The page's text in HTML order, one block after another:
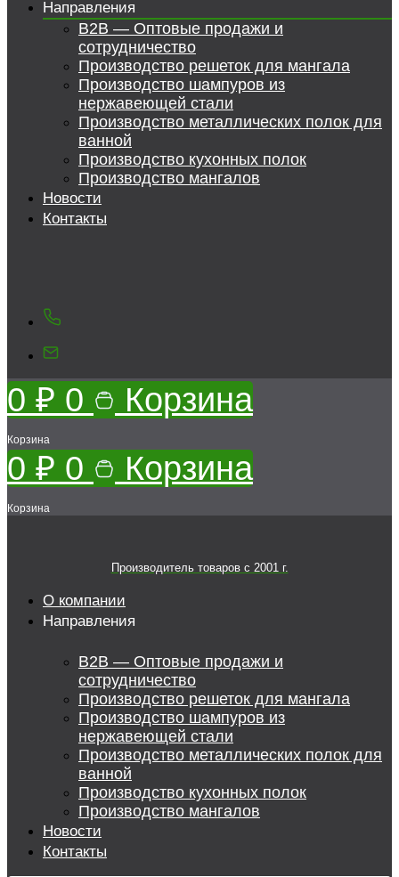
Направления
B2B — Оптовые продажи и
сотрудничество
Производство решеток для мангала
Производство шампуров из
нержавеющей стали
Производство металлических полок для
ванной
Производство кухонных полок
Производство мангалов
Новости
Контакты
0 ₽ 0 Корзина
Корзина
0 ₽ 0 Корзина
Корзина
Производитель товаров c 2001 г.
О компании
Направления
B2B — Оптовые продажи и
сотрудничество
Производство решеток для мангала
Производство шампуров из
нержавеющей стали
Производство металлических полок для
ванной
Производство кухонных полок
Производство мангалов
Новости
Контакты